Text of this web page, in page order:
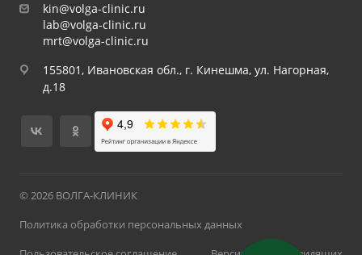
kin@volga-clinic.ru
lab@volga-clinic.ru
mrt@volga-clinic.ru
155801, Ивановская обл., г. Кинешма, ул. Нагорная,
д.18
© 2026 ВОЛГА-КЛИНИК
Политика обработки персональных данных